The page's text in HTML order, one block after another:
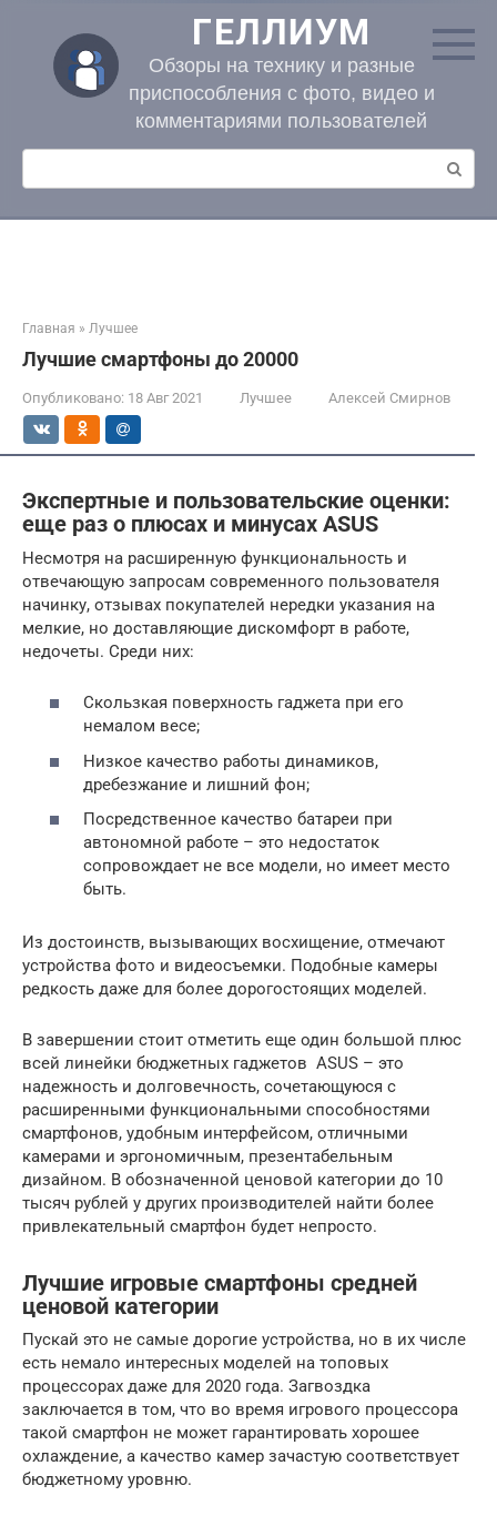
контенту
ГЕЛЛИУМ
Обзоры на технику и разные
приспособления с фото, видео и
комментариями пользователей
Поиск:
Главная » Лучшее
Лучшие смартфоны до 20000
Опубликовано: 18 Авг 2021 Лучшее Алексей Смирнов
Экспертные и пользовательские оценки:
еще раз о плюсах и минусах ASUS
Несмотря на расширенную функциональность и
отвечающую запросам современного пользователя
начинку, отзывах покупателей нередки указания на
мелкие, но доставляющие дискомфорт в работе,
недочеты. Среди них:
Скользкая поверхность гаджета при его
немалом весе;
Низкое качество работы динамиков,
дребезжание и лишний фон;
Посредственное качество батареи при
автономной работе – это недостаток
сопровождает не все модели, но имеет место
быть.
Из достоинств, вызывающих восхищение, отмечают
устройства фото и видеосъемки. Подобные камеры
редкость даже для более дорогостоящих моделей.
В завершении стоит отметить еще один большой плюс
всей линейки бюджетных гаджетов ASUS – это
надежность и долговечность, сочетающуюся с
расширенными функциональными способностями
смартфонов, удобным интерфейсом, отличными
камерами и эргономичным, презентабельным
дизайном. В обозначенной ценовой категории до 10
тысяч рублей у других производителей найти более
привлекательный смартфон будет непросто.
Лучшие игровые смартфоны средней
ценовой категории
Пускай это не самые дорогие устройства, но в их числе
есть немало интересных моделей на топовых
процессорах даже для 2020 года. Загвоздка
заключается в том, что во время игрового процессора
такой смартфон не может гарантировать хорошее
охлаждение, а качество камер зачастую соответствует
бюджетному уровню.